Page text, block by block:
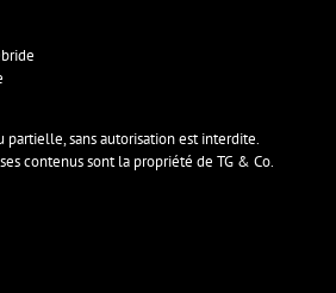
partielle, sans autorisation est interdite.
contenus sont la propriété de TG & Co.